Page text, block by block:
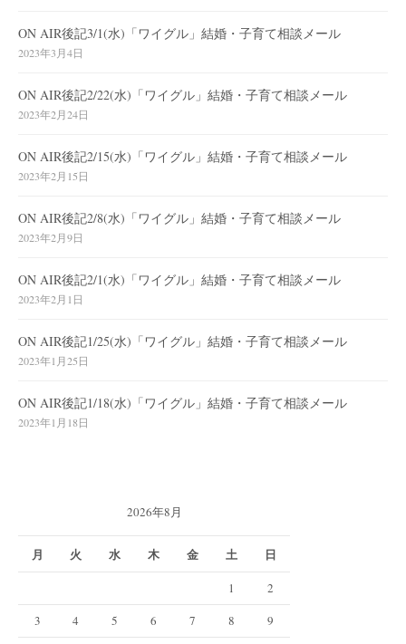
ON AIR後記3/1(水)「ワイグル」結婚・子育て相談メール
2023年3月4日
ON AIR後記2/22(水)「ワイグル」結婚・子育て相談メール
2023年2月24日
ON AIR後記2/15(水)「ワイグル」結婚・子育て相談メール
2023年2月15日
ON AIR後記2/8(水)「ワイグル」結婚・子育て相談メール
2023年2月9日
ON AIR後記2/1(水)「ワイグル」結婚・子育て相談メール
2023年2月1日
ON AIR後記1/25(水)「ワイグル」結婚・子育て相談メール
2023年1月25日
ON AIR後記1/18(水)「ワイグル」結婚・子育て相談メール
2023年1月18日
2026年8月
月 火 水 木 金 土 日
1
2
3
4 5 6 7 8
9